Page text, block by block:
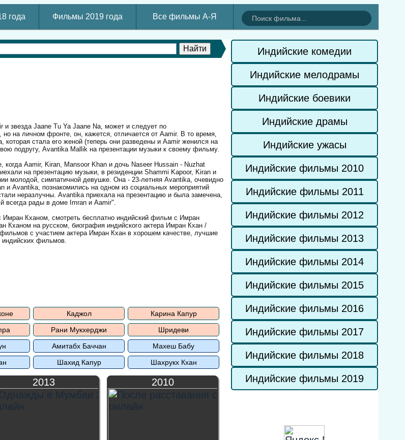
года Фильмы 2019 года Все фильмы А-Я
и звезда Jaane Tu Ya Jaane Na, может и следует по
на личном фронте, он, кажется, отличается от Aamir. В то время,
которая стала его женой (теперь они разведены и Aamir женился на
подругу, Avantika Mallik на презентации музыки к своему фильму.
когда Aamir, Kiran, Mansoor Khan и дочь Naseer Hussain - Nuzhat
на презентацию музыки, в резиденции Shammi Kapoor, Kiran и
молодой, симпатичной девушке. Она - 23-летняя Avantika, очевидно
и Avantika, познакомились на одном из социальных мероприятий
неразлучны. Avantika приехала на презентацию и была замечена,
рады в доме Imran и Aamir".
Кханом, смотреть бесплатно индийский фильм с Имран
Кханом на русском, биография индийского актера Имран Кхан /
с участием актера Имран Кхан в хорошем качестве, лучшие
фильмов.
Каджол
Карина Капур
Рани Мукхерджи
Шридеви
Амитабх Баччан
Махеш Бабу
Шахид Капур Шахрукх Кхан
2013 2010
Индийские комедии
Индийские мелодрамы
Индийские боевики
Индийские драмы
Индийские ужасы
Индийские фильмы 2010
Индийские фильмы 2011
Индийские фильмы 2012
Индийские фильмы 2013
Индийские фильмы 2014
Индийские фильмы 2015
Индийские фильмы 2016
Индийские фильмы 2017
Индийские фильмы 2018
Индийские фильмы 2019